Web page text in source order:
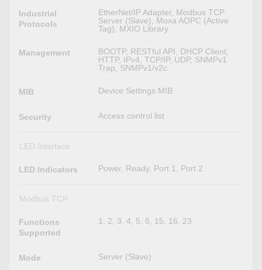
Industrial
Protocols
EtherNet/IP Adapter, Modbus TCP
Server (Slave), Moxa AOPC (Active
Tag), MXIO Library
Management
BOOTP, RESTful API, DHCP Client,
HTTP, IPv4, TCP/IP, UDP, SNMPv1
Trap, SNMPv1/v2c
MIB Device Settings MIB
Security Access control list
LED Interface
LED Indicators Power, Ready, Port 1, Port 2
Modbus TCP
Functions
Supported
1, 2, 3, 4, 5, 6, 15, 16, 23
Mode Server (Slave)